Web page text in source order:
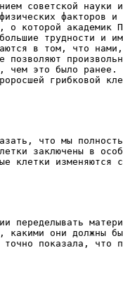
советской науки
факторов
о которой академик
трудности и
в том, что
позволяют
чем это было ранее.
грибковой
что мы
заключены в
клетки изменяются
переделывать
какими они должны
показала, что